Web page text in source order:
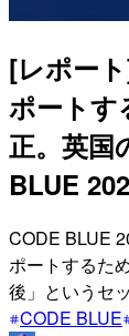
[レポー
ポートす
正。英国
BLUE
CODE BLUE
ポートするた
後」というセ
CODE BLUE